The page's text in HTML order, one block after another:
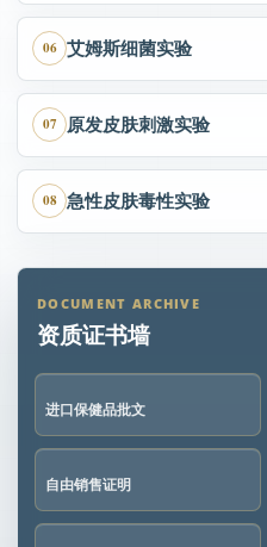
06 艾姆斯细菌实验
07 原发皮肤刺激实验
08 急性皮肤毒性实验
DOCUMENT ARCHIVE
资质证书墙
进口保健品批文
自由销售证明